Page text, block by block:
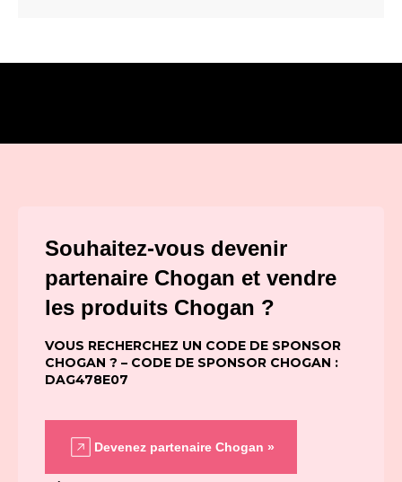
Souhaitez-vous devenir
partenaire Chogan et vendre
les produits Chogan ?
VOUS RECHERCHEZ UN CODE DE SPONSOR
CHOGAN ? – CODE DE SPONSOR CHOGAN :
DAG478E07
Devenez partenaire Chogan »